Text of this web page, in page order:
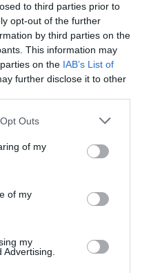
to third parties prior to
opt-out of the further
by third parties on the
This information may
on the IAB’s List of
further disclose it to other
uses one or more Google
You may click to
and its third-party tags to
purposes in below Google
Outs
of my
of my
my
SZÍNES HALAKBÓL ÁLL: MOST
2026-08-06